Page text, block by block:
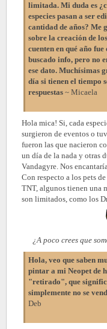
limitada. Mi duda es
especies pasan a ser
cantidad de años? Me
sobre la creación de
cuenten en qué año
buscado info, pero no
ese dato. Muchísimas
día si tienen el tiempo
respuestas ~ Micaela
Hola mica! Si, cada
surgieron de eventos o
fueron las que nacieron
un día de la nada y otras
Vandagyre. Nos
Con respecto a los pets
TNT, algunos tienen una
son limitados, como los
¿A poco crees que
Hola, veo que saben
pintar a mi Neopet de
"retirado", que
simplemente no se
Deb